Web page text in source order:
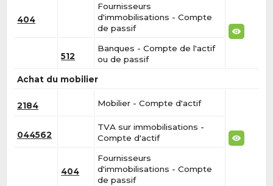
404
Fournisseurs
d'immobilisations - Compte
de passif
512
Banques - Compte de l'actif
ou de passif
Achat du mobilier
2184 Mobilier - Compte d'actif
044562
TVA sur immobilisations -
Compte d'actif
404
Fournisseurs
d'immobilisations - Compte
de passif